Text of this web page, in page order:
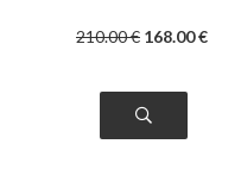
210.00€ 168.00€